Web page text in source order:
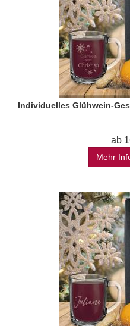
Individuelles Glühwein-
ab
Mehr